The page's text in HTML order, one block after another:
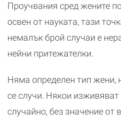
Проучвания сред жените
освен от науката, тази
немалък брой случаи е
нейни притежателки.
Няма определен тип жени,
се случи. Някои
случайно, без значение от